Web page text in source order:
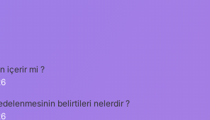
içerir mi ?
belirtileri nelerdir ?